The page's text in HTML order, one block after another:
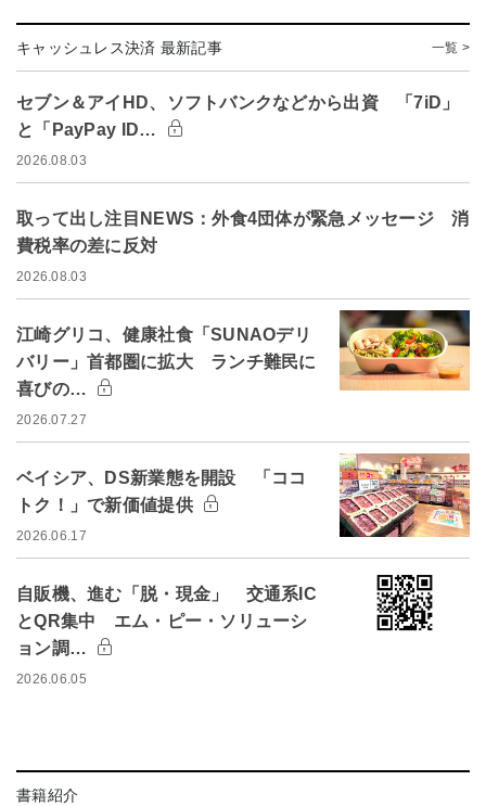
キャッシュレス決済 最新記事 一覧 >
セブン＆アイHD、ソフトバンクなどから出資 「7iD」
と「PayPay ID…
2026.08.03
取って出し注目NEWS：外食4団体が緊急メッセージ 消
費税率の差に反対
2026.08.03
江崎グリコ、健康社食「SUNAOデリ
バリー」首都圏に拡大 ランチ難民に
喜びの…
2026.07.27
ベイシア、DS新業態を開設 「ココ
トク！」で新価値提供
2026.06.17
自販機、進む「脱・現金」 交通系IC
とQR集中 エム・ピー・ソリューシ
ョン調…
2026.06.05
書籍紹介